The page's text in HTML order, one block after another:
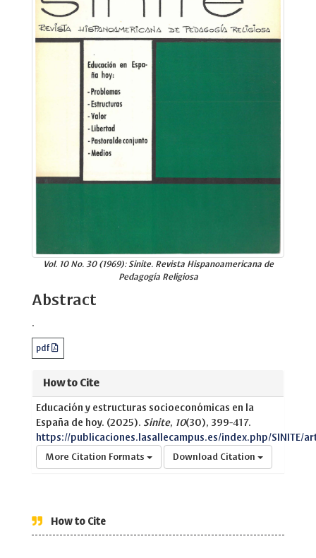
Vol. 10 No. 30 (1969): Sinite. Revista Hispanoamericana de
Pedagogía Religiosa
Abstract
.
pdf
How to Cite
Educación y estructuras socioeconómicas en la
España de hoy. (2025). Sinite, 10(30), 399-417.
https://publicaciones.lasallecampus.es/index.php/SINITE/
More Citation Formats Download Citation
How to Cite